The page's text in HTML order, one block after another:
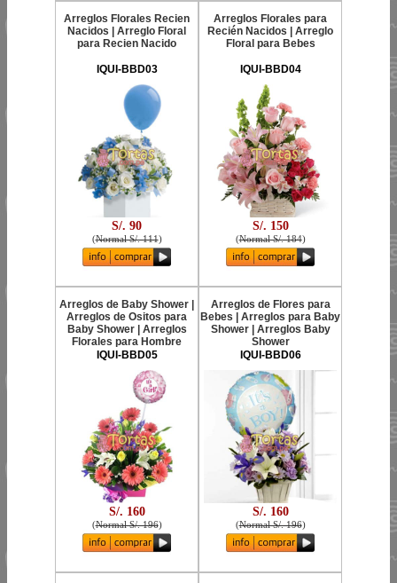
Arreglos Florales Recien
Nacidos | Arreglo Floral
para Recien Nacido
IQUI-BBD03
S/. 90
(Normal S/. 111)
Arreglos Florales para
Recién Nacidos | Arreglo
Floral para Bebes
IQUI-BBD04
S/. 150
(Normal S/. 184)
Arreglos de Baby Shower |
Arreglos de Ositos para
Baby Shower | Arreglos
Florales para Hombre
IQUI-BBD05
S/. 160
(Normal S/. 196)
Arreglos de Flores para
Bebes | Arreglos para Baby
Shower | Arreglos Baby
Shower
IQUI-BBD06
S/. 160
(Normal S/. 196)